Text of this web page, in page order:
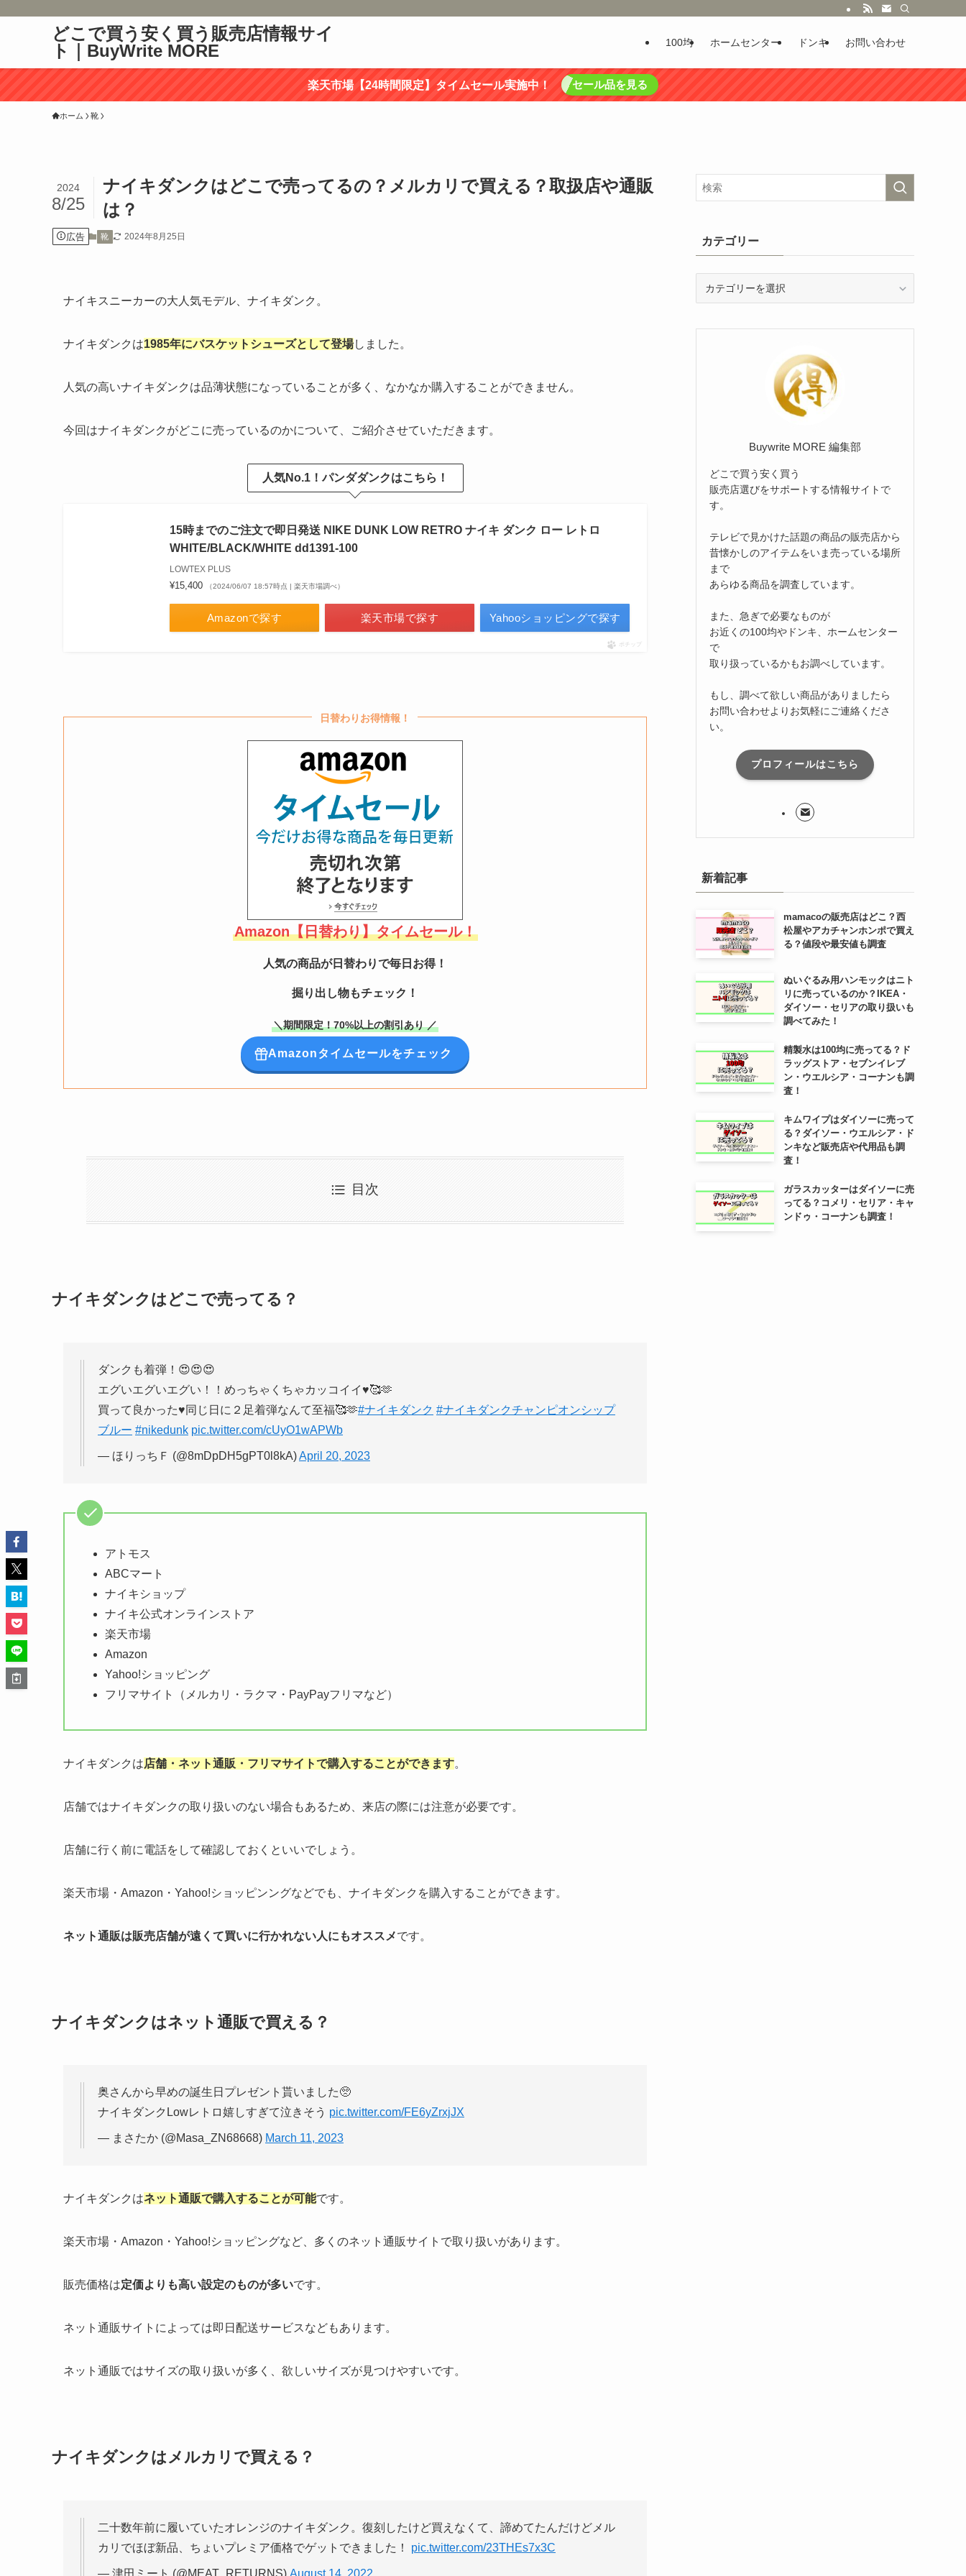
どこで買う安く買う販売店情報サイ
ト｜BuyWrite MORE
100均 ホームセンター ドンキ お問い合わせ
楽天市場【24時間限定】タイムセール実施中！ セール品を見る
ホーム 靴
ナイキダンクはどこで売ってるの？メルカリで買える？取扱店や通販
は？
2024
8/25
広告 靴 2024年8月25日
ナイキスニーカーの大人気モデル、ナイキダンク。
ナイキダンクは1985年にバスケットシューズとして登場しました。
人気の高いナイキダンクは品薄状態になっていることが多く、なかなか購入することができません。
今回はナイキダンクがどこに売っているのかについて、ご紹介させていただきます。
人気No.1！パンダダンクはこちら！
15時までのご注文で即日発送 NIKE DUNK LOW RETRO ナイキ ダンク ロー レトロ
WHITE/BLACK/WHITE dd1391-100
LOWTEX PLUS
¥15,400 （2024/06/07 18:57時点 | 楽天市場調べ）
Amazonで探す 楽天市場で探す Yahooショッピングで探す
ポチップ
日替わりお得情報！
Amazon【日替わり】タイムセール！
人気の商品が日替わりで毎日お得！
掘り出し物もチェック！
＼期間限定！70%以上の割引あり ／
Amazonタイムセールをチェック
目次
ナイキダンクはどこで売ってる？
ダンクも着弾！😍😍😍
エグいエグいエグい！！めっちゃくちゃカッコイイ♥🥰🫶
買って良かった♥同じ日に２足着弾なんて至福🥰🫶#ナイキダンク #ナイキダンクチャンピオンシップ
ブルー #nikedunk pic.twitter.com/cUyO1wAPWb
— ほりっちＦ (@8mDpDH5gPT0l8kA)April 20, 2023
アトモス
ABCマート
ナイキショップ
ナイキ公式オンラインストア
楽天市場
Amazon
Yahoo!ショッピング
フリマサイト（メルカリ・ラクマ・PayPayフリマなど）
ナイキダンクは店舗・ネット通販・フリマサイトで購入することができます。
店舗ではナイキダンクの取り扱いのない場合もあるため、来店の際には注意が必要です。
店舗に行く前に電話をして確認しておくといいでしょう。
楽天市場・Amazon・Yahoo!ショッピンングなどでも、ナイキダンクを購入することができます。
ネット通販は販売店舗が遠くて買いに行かれない人にもオススメです。
ナイキダンクはネット通販で買える？
奥さんから早めの誕生日プレゼント貰いました🥺
ナイキダンクLowレトロ嬉しすぎて泣きそう pic.twitter.com/FE6yZrxjJX
— まさたか (@Masa_ZN68668) March 11, 2023
ナイキダンクはネット通販で購入することが可能です。
楽天市場・Amazon・Yahoo!ショッピングなど、多くのネット通販サイトで取り扱いがあります。
販売価格は定価よりも高い設定のものが多いです。
ネット通販サイトによっては即日配送サービスなどもあります。
ネット通販ではサイズの取り扱いが多く、欲しいサイズが見つけやすいです。
ナイキダンクはメルカリで買える？
二十数年前に履いていたオレンジのナイキダンク。復刻したけど買えなくて、諦めてたんだけどメル
カリでほぼ新品、ちょいプレミア価格でゲットできました！ pic.twitter.com/23THEs7x3C
— 津田ミート (@MEAT_RETURNS) August 14, 2022
カテゴリー
リ
Buywrite MORE 編集部
どこで買う安く買う
販売店選びをサポートする情報サイトで
す。
テレビで見かけた話題の商品の販売店から
昔懐かしのアイテムをいま売っている場所
まで
あらゆる商品を調査しています。
また、急ぎで必要なものが
お近くの100均やドンキ、ホームセンター
で
取り扱っているかもお調べしています。
もし、調べて欲しい商品がありましたら
お問い合わせよりお気軽にご連絡くださ
い。
プロフィールはこちら
新着記事
mamacoの販売店はどこ？西
松屋やアカチャンホンポで買え
る？値段や最安値も調査
ぬいぐるみ用ハンモックはニト
リに売っているのか？IKEA・
ダイソー・セリアの取り扱いも
調べてみた！
精製水は100均に売ってる？ド
ラッグストア・セブンイレブ
ン・ウエルシア・コーナンも調
査！
キムワイプはダイソーに売って
る？ダイソー・ウエルシア・ド
ンキなど販売店や代用品も調
査！
ガラスカッターはダイソーに売
ってる？コメリ・セリア・キャ
ンドゥ・コーナンも調査！